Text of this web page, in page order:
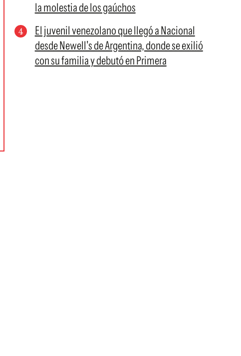
la molestia de los gaúchos
El juvenil venezolano que llegó a Nacional
desde Newell's de Argentina, donde se exilió
con su familia y debutó en Primera